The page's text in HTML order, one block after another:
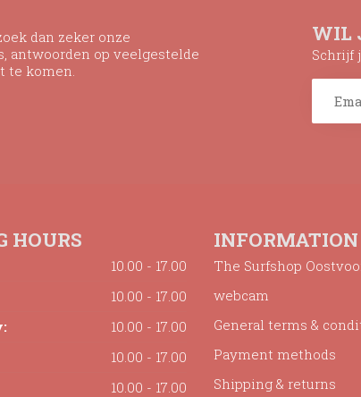
dan zeker onze
antwoorden op veelgestelde
te komen.
WIL
Schrijf
HOURS
10.00 - 17.00
10.00 - 17.00
10.00 - 17.00
10.00 - 17.00
10.00 - 17.00
INFORMATION
The Surfshop
webcam
General terms &
Payment methods
Shipping & returns